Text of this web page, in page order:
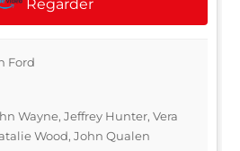
Regarder
Ford
Wayne, Jeffrey Hunter, Vera
Wood, John Qualen